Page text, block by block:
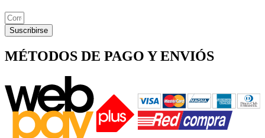
Suscribirse
MÉTODOS DE PAGO Y ENVIÓS